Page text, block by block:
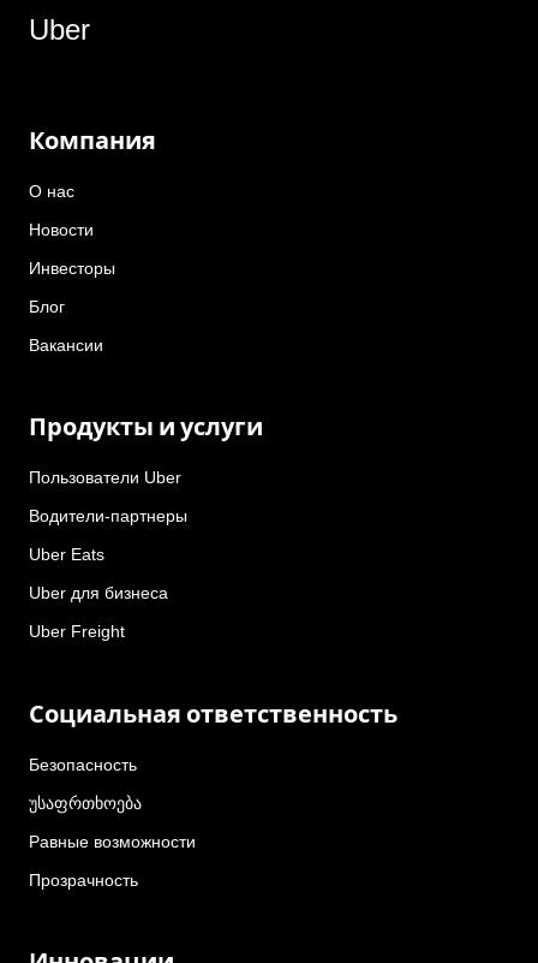
Uber
Компания
О нас
Новости
Инвесторы
Блог
Вакансии
Продукты и услуги
Пользователи Uber
Водители-партнеры
Uber Eats
Uber для бизнеса
Uber Freight
Социальная ответственность
Безопасность
უსაფრთხოება
Равные возможности
Прозрачность